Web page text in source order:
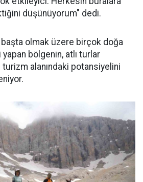
düşünüyorum" dedi.
başta olmak üzere birçok doğa
bölgenin, atlı turlar
alanındaki potansiyelini